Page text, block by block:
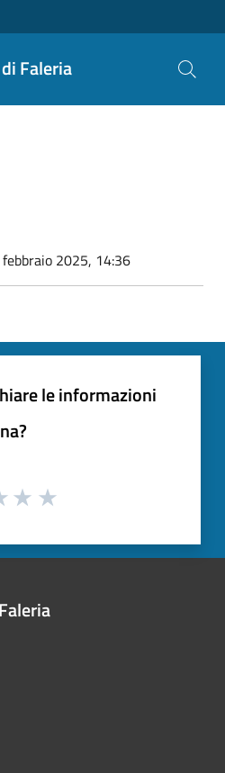
Faleria
febbraio 2025, 14:36
le informazioni